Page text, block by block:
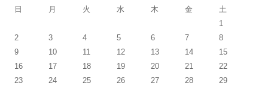
日
月 火 水 木 金
土
1
2
3 4 5 6 7
8
9
10 11 12 13 14
15
16
17 18 19 20 21
22
23
24 25 26 27 28
29